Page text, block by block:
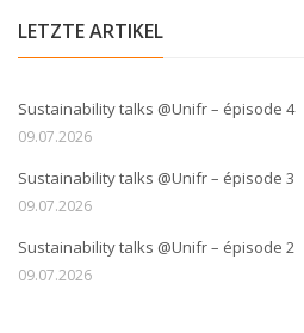
LETZTE ARTIKEL
Sustainability talks @Unifr – épisode 4
09.07.2026
Sustainability talks @Unifr – épisode 3
09.07.2026
Sustainability talks @Unifr – épisode 2
09.07.2026